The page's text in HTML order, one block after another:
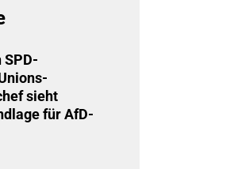
SPD-
sieht
für AfD-